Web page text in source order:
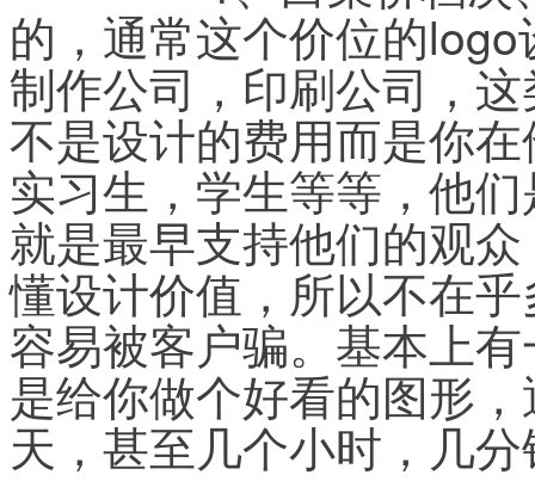
的，通常这个价位的
制作公司，印刷公司，
不是设计的费用而是你
实习生，学生等等，他
就是最早支持他们的观
懂设计价值，所以不在
容易被客户骗。基本上
是给你做个好看的图形
天，甚至几个小时，几